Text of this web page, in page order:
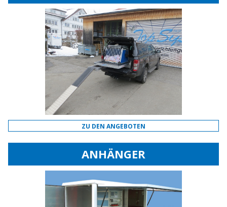
ZU DEN ANGEBOTEN
ANHÄNGER